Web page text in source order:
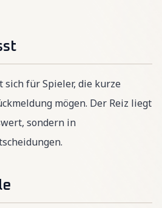
sich für Spieler, die kurze
mögen. Der Reiz liegt
sondern in